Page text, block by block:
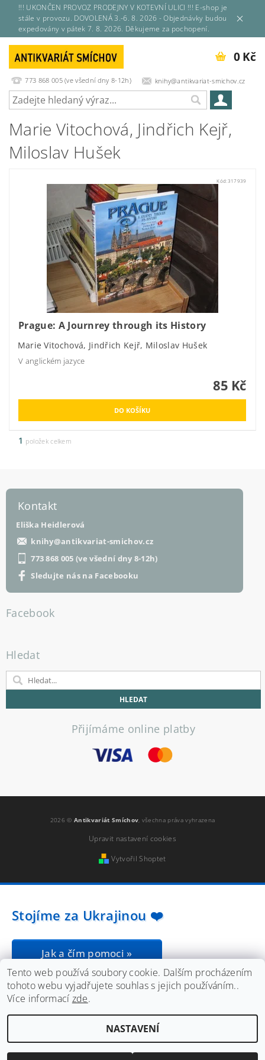
!!! UKONČEN PROVOZ PRODEJNY V KOTEVNÍ ULICI !!! E-shop je
stále v provozu. DOVOLENÁ 3.-6. 8. 2026 - Objednávky budou
expedovány v pátek 7. 8. 2026. Děkujeme za pochopení.
773 868 005 (ve všední dny 8-12h) knihy@antikvariat-smichov.cz
0 Kč
Marie Vitochová, Jindřich Kejř,
Miloslav Hušek
Kód: 317939
Prague: A Journrey through its History
Marie Vitochová, Jindřich Kejř, Miloslav Hušek
V anglickém jazyce
85 Kč
1 položek celkem
Kontakt
Eliška Heidlerová
knihy@antikvariat-smichov.cz
773 868 005 (ve všední dny 8-12h)
Sledujte nás na Facebooku
Facebook
Hledat
Přijímáme online platby
2026 ©Antikvariát Smíchov, všechna práva vyhrazena
Upravit nastavení cookies
Vytvořil Shoptet
Tento web používá soubory cookie. Dalším procházením
tohoto webu vyjadřujete souhlas s jejich používáním..
Více informací zde.
NASTAVENÍ
Stojíme za Ukrajinou ❤️
Jak a čím pomoci »